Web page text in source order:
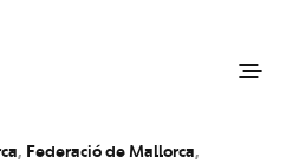
, Federació de Mallorca,